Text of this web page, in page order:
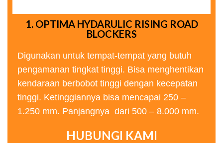
1. OPTIMA HYDARULIC RISING ROAD
BLOCKERS
Digunakan untuk tempat-tempat yang butuh
pengamanan tingkat tinggi. Bisa menghentikan
kendaraan berbobot tinggi dengan kecepatan
tinggi. Ketinggiannya bisa mencapai 250 –
1.250 mm. Panjangnya dari 500 – 8.000 mm.
HUBUNGI KAMI